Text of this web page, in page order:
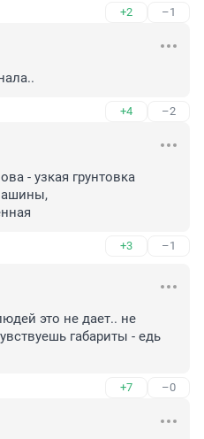
+2 –1
+4 –2
- узкая грунтовка
+3 –1
это не дает.. не
габариты - едь
+7 –0